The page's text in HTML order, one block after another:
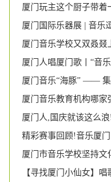
厦门玩主这个厨子带着
厦门国际乐器展 | 音乐
厦门音乐教育机构哪家